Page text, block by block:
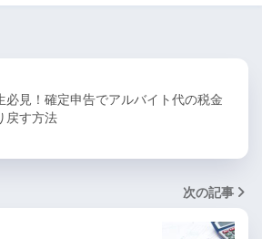
必見！確定申告でアルバイト代の税金
戻す方法
次の記事